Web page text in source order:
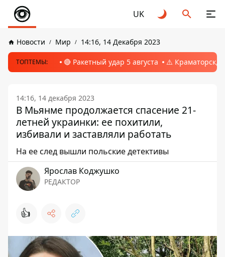
UK
Новости Мир 14:16, 14 Декабря 2023
ТОПТЕМЫ: 🔴 Ракетный удар 5 августа ⚠️ Краматорск,
14:16, 14 декабря 2023
В Мьянме продолжается спасение 21-
летней украинки: ее похитили,
избивали и заставляли работать
На ее след вышли польские детективы
Ярослав Коджушко
РЕДАКТОР
👍